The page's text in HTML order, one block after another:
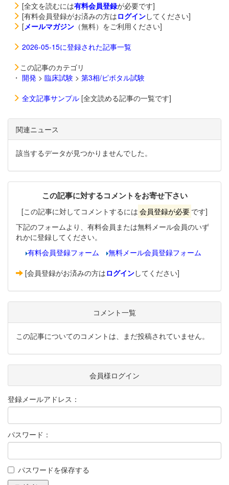
[全文を読むには有料会員登録が必要です]
[有料会員登録がお済みの方はログインしてください]
[メールマガジン （無料）をご利用ください]
2026-05-15に登録された記事一覧
この記事のカテゴリ
・ 開発 > 臨床試験 > 第3相/ピボタル試験
全文記事サンプル [全文読める記事の一覧です]
関連ニュース
該当するデータが見つかりませんでした。
この記事に対するコメントをお寄せ下さい
[この記事に対してコメントするには 会員登録が必要 です]
下記のフォームより、有料会員または無料メール会員のいず
れかに登録してください。
有料会員登録フォーム
無料メール会員登録フォーム
[会員登録がお済みの方はログインしてください]
コメント一覧
この記事についてのコメントは、まだ投稿されていません。
会員様ログイン
登録メールアドレス：
パスワード：
パスワードを保存する